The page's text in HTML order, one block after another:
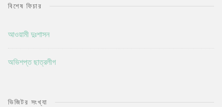
বিশেষ ফিচার
আওয়ামী দুঃশাসন
অভিশপ্ত ছাত্রলীগ
ভিজিটর সংখ্যা